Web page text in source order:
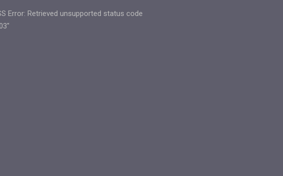
Error: Retrieved unsupported status code